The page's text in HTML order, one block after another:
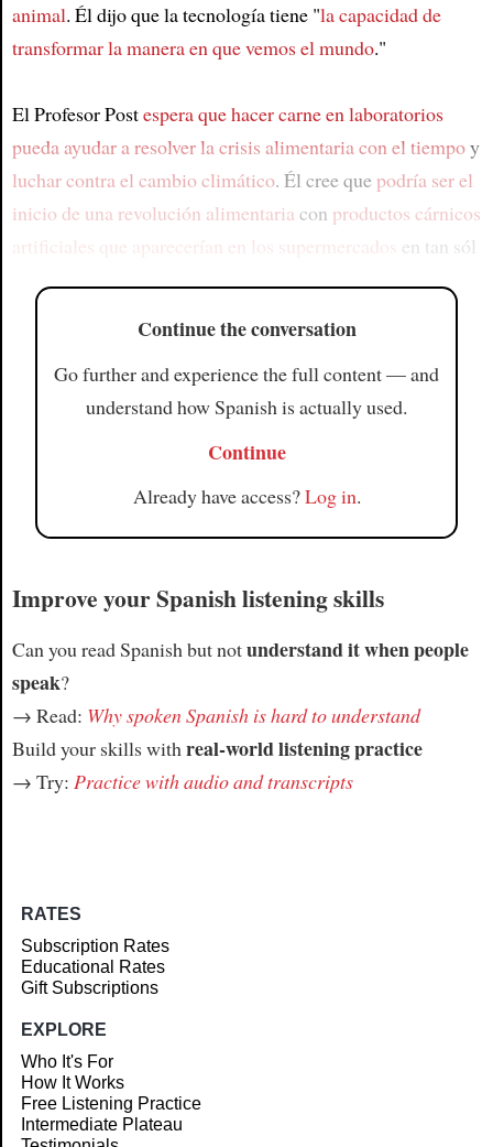
animal. Él dijo que la tecnología tiene "la capacidad de
transformarla manera en que vemos el mundo."
El Profesor Postespera que hacer carne en laboratorios
pueda ayudar a resolver la crisis alimentaria con el tiempoy
luchar contra el cambio climático. Él cree que podría ser el
inicio de una revolución alimentaria con productos cárnicos
artificiales que aparecerían en los supermercados en tan sól
Continue the conversation
Go further and experience the full content — and
understand how Spanish is actually used.
Continue
Already have access?Log in.
Improve your Spanish listening skills
Can you read Spanish but notunderstand it when people
speak?
→ Read: Why spoken Spanish is hard to understand
Build your skills with real-world listening practice
→ Try: Practice with audio and transcripts
RATES
Subscription Rates
Educational Rates
Gift Subscriptions
EXPLORE
Who It's For
How It Works
Free Listening Practice
Intermediate Plateau